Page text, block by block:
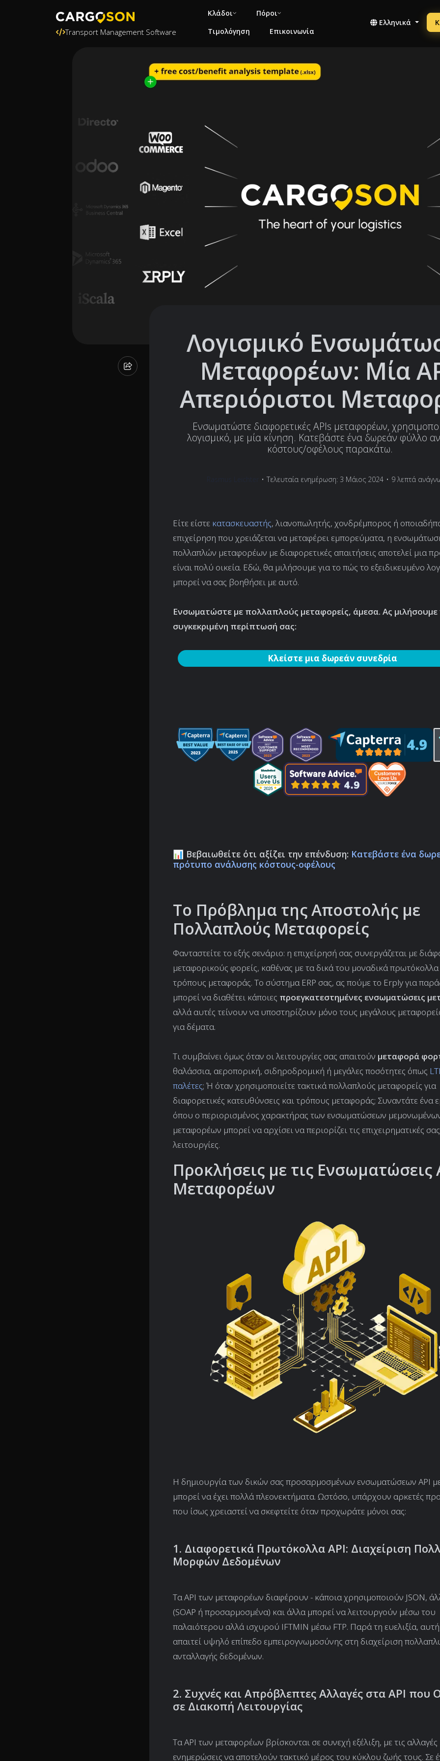
Transport Management Software
Κλάδοι
Πόροι
Τιμολόγηση
Επικοινωνία
Ελληνικά
Λογισμικό
Μεταφορέων: Μία
Απεριόριστοι
Ενσωματώστε διαφορετικές APIs μεταφορέων,
λογισμικό, με μία κίνηση. Κατεβάστε ένα δωρεάν φύλλο
κόστους/οφέλους παρακάτω.
• Τελευταία ενημέρωση: 3 Μάιος 2024 • 9 λεπτά
Είτε είστε κατασκευαστής, λιανοπωλητής, χονδρέμπορος ή
επιχείρηση που χρειάζεται να μεταφέρει εμπορεύματα, η
πολλαπλών μεταφορέων με διαφορετικές απαιτήσεις αποτελεί μια
είναι πολύ οικεία. Εδώ, θα μιλήσουμε για το πώς το εξειδικευμένο
μπορεί να σας βοηθήσει με αυτό.
Ενσωματώστε με πολλαπλούς μεταφορείς, άμεσα. Ας μιλήσουμε
συγκεκριμένη περίπτωσή σας:
Κλείστε μια δωρεάν συνεδρία
📊 Βεβαιωθείτε ότι αξίζει την επένδυση: Κατεβάστε ένα
πρότυπο ανάλυσης κόστους-οφέλους
Το Πρόβλημα της Αποστολής με
Πολλαπλούς Μεταφορείς
Φανταστείτε το εξής σενάριο: η επιχείρησή σας συνεργάζεται με
μεταφορικούς φορείς, καθένας με τα δικά του μοναδικά πρωτόκολλα
τρόπους μεταφοράς. Το σύστημα ERP σας, ας πούμε το Erply για
μπορεί να διαθέτει κάποιες προεγκατεστημένες ενσωματώσεις
αλλά αυτές τείνουν να υποστηρίζουν μόνο τους μεγάλους
για δέματα.
Τι συμβαίνει όμως όταν οι λειτουργίες σας απαιτούν μεταφορά
θαλάσσια, αεροπορική, σιδηροδρομική ή μεγάλες ποσότητες όπως
παλέτες; Ή όταν χρησιμοποιείτε τακτικά πολλαπλούς μεταφορείς για
διαφορετικές κατευθύνσεις και τρόπους μεταφοράς; Συναντάτε ένα
όπου ο περιορισμένος χαρακτήρας των ενσωματώσεων
μεταφορέων μπορεί να αρχίσει να περιορίζει τις επιχειρηματικές σας
λειτουργίες.
Προκλήσεις με τις Ενσωματώσεις
Μεταφορέων
Η δημιουργία των δικών σας προσαρμοσμένων ενσωματώσεων API
μπορεί να έχει πολλά πλεονεκτήματα. Ωστόσο, υπάρχουν αρκετές
που ίσως χρειαστεί να σκεφτείτε όταν προχωράτε μόνοι σας:
1. Διαφορετικά Πρωτόκολλα API: Διαχείριση
Μορφών Δεδομένων
Τα API των μεταφορέων διαφέρουν - κάποια χρησιμοποιούν JSON,
(SOAP ή προσαρμοσμένα) και άλλα μπορεί να λειτουργούν μέσω του
παλαιότερου αλλά ισχυρού IFTMIN μέσω FTP. Παρά τη ευελιξία, αυτή
απαιτεί υψηλό επίπεδο εμπειρογνωμοσύνης στη διαχείριση
ανταλλαγής δεδομένων.
2. Συχνές και Απρόβλεπτες Αλλαγές στα API που
σε Διακοπή Λειτουργίας
Τα API των μεταφορέων βρίσκονται σε συνεχή εξέλιξη, με τις αλλαγές
ενημερώσεις να αποτελούν τακτικό μέρος του κύκλου ζωής τους. Σε